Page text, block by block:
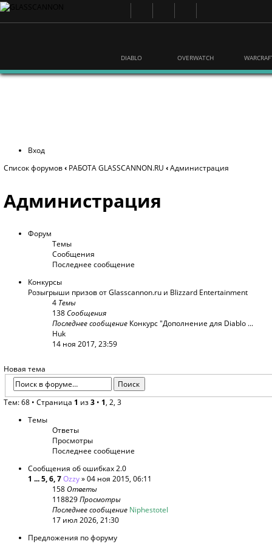
DIABLO OVERWATCH
Список форумов
Администрация
Форум
Последнее сообщение
Конкурсы
Розыгрыши призов от Glasscannon.ru и Blizzard Entertainment
4Темы
138Сообщения
Последнее сообщение
Huk
14 ноя 2017, 23:59
Тем: 68 •Страница1из3•1,2,3
Темы
Ответы
Последнее сообщение
Сообщения об ошибках 2.0
6,7Ozzy» 04 ноя 2015, 06:11
158Ответы
118829Просмотры
Последнее сообщение
17 июл 2026, 21:30
Предложения по форуму
20 ,21Dhoine » 08 май 2014, 19:25
522Ответы